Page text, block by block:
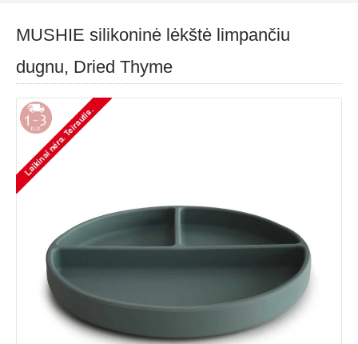
MUSHIE silikoninė lėkštė limpančiu
dugnu, Dried Thyme